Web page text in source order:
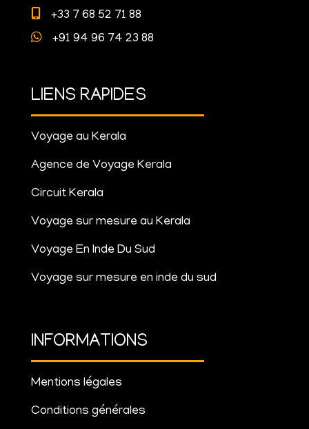
+33 7 68 52 71 88
+91 94 96 74 23 88
LIENS RAPIDES
Voyage au Kerala
Agence de Voyage Kerala
Circuit Kerala
Voyage sur mesure au Kerala
Voyage En Inde Du Sud
Voyage sur mesure en inde du sud
INFORMATIONS
Mentions légales
Conditions générales